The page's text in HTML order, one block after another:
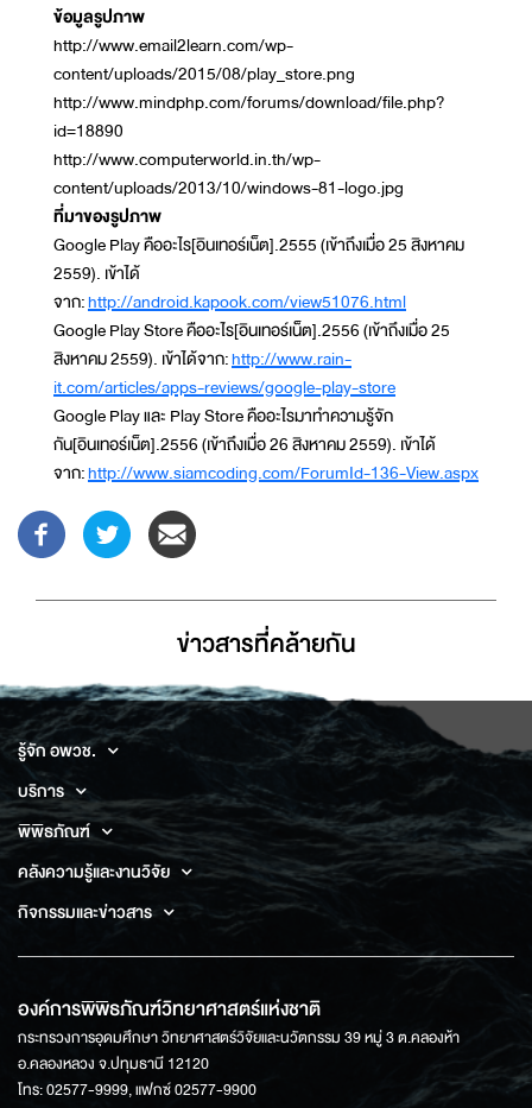
ข้อมูลรูปภาพ
http://www.email2learn.com/wp-
content/uploads/2015/08/play_store.png
http://www.mindphp.com/forums/download/file.php?
id=18890
http://www.computerworld.in.th/wp-
content/uploads/2013/10/windows-81-logo.jpg
ที่มาของรูปภาพ
Google Play คืออะไร[อินเทอร์เน็ต].2555 (เข้าถึงเมื่อ 25 สิงหาคม
2559). เข้าได้
จาก:http://android.kapook.com/view51076.html
Google Play Store คืออะไร[อินเทอร์เน็ต].2556 (เข้าถึงเมื่อ 25
สิงหาคม 2559). เข้าได้จาก:http://www.rain-
it.com/articles/apps-reviews/google-play-store
Google Play และ Play Store คืออะไรมาทำความรู้จัก
กัน[อินเทอร์เน็ต].2556 (เข้าถึงเมื่อ 26 สิงหาคม 2559). เข้าได้
จาก:http://www.siamcoding.com/ForumId-136-View.aspx
ข่าวสารที่่คล้ายกัน
รู้จัก อพวช.
บริการ
พิพิธภัณฑ์
คลังความรู้และงานวิจัย
กิจกรรมและข่าวสาร
องค์การพิพิธภัณฑ์วิทยาศาสตร์แห่งชาติ
กระทรวงการอุดมศึกษา วิทยาศาสตร์วิจัยและนวัตกรรม 39 หมู่ 3 ต.คลองห้า
อ.คลองหลวง จ.ปทุมธานี 12120
โทร: 02577-9999, แฟกซ์ 02577-9900